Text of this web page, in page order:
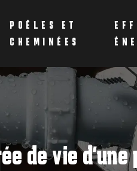
POÊLES ET
CHEMINÉES
de vie